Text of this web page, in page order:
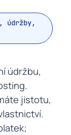
údržby,
údržbu,
jistotu,